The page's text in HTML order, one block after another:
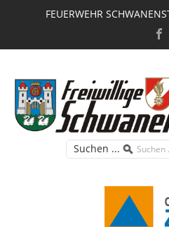
FEUERWEHR
Suchen ...